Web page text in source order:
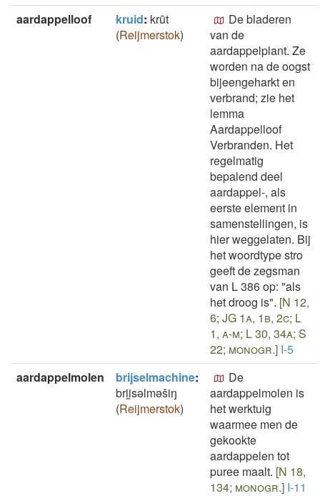
aardappelloof
kruid: krūt
(Reijmerstok)
De bladeren
van de
aardappelplant. Ze
worden na de oogst
bijeengeharkt en
verbrand; zie het
lemma
Aardappelloof
Verbranden. Het
regelmatig
bepalend deel
aardappel-, als
eerste element in
samenstellingen, is
hier weggelaten. Bij
het woordtype stro
geeft de zegsman
van L 386 op: "als
het droog is". [N 12,
6; JG 1a, 1b, 2c; L
1, a-m; L 30, 34a; S
22; monogr.] I-5
aardappelmolen
brijselmachine:
brii̯sǝlmǝšiŋ
(Reijmerstok)
De
aardappelmolen is
het werktuig
waarmee men de
gekookte
aardappelen tot
puree maalt. [N 18,
134; monogr.] I-11